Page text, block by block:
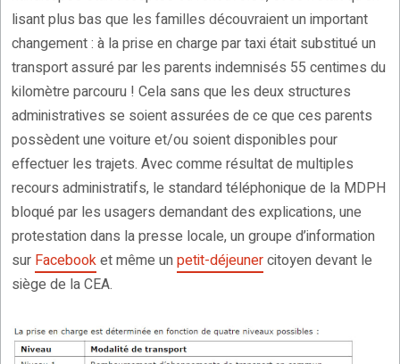
lisant plus bas que les familles découvraient un important
changement : à la prise en charge par taxi était substitué un
transport assuré par les parents indemnisés 55 centimes du
kilomètre parcouru ! Cela sans que les deux structures
administratives se soient assurées de ce que ces parents
possèdent une voiture et/ou soient disponibles pour
effectuer les trajets. Avec comme résultat de multiples
recours administratifs, le standard téléphonique de la MDPH
bloqué par les usagers demandant des explications, une
protestation dans la presse locale, un groupe d’information
sur Facebooket même unpetit-déjeunercitoyen devant le
siège de la CEA.